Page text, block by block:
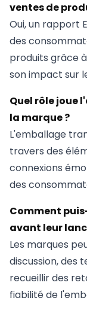
ventes de
Oui, un rapport
des
produits grâce
son impact sur
Quel rôle joue
la marque ?
L'emballage
travers des
connexions
des
Comment
avant leur
Les marques
discussion, des
recueillir des
fiabilité de